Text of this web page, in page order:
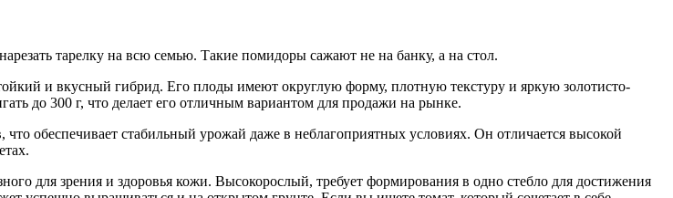
тарелку на всю семью. Такие помидоры сажают не на банку, а на стол.
и вкусный гибрид. Его плоды имеют округлую форму, плотную текстуру и яркую золотисто-
до 300 г, что делает его отличным вариантом для продажи на рынке.
обеспечивает стабильный урожай даже в неблагоприятных условиях. Он отличается высокой
для зрения и здоровья кожи. Высокорослый, требует формирования в одно стебло для достижения